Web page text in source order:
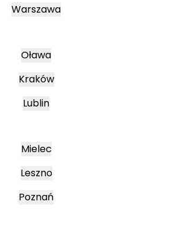
Warszawa
Oława
Kraków
Lublin
Mielec
Leszno
Poznań